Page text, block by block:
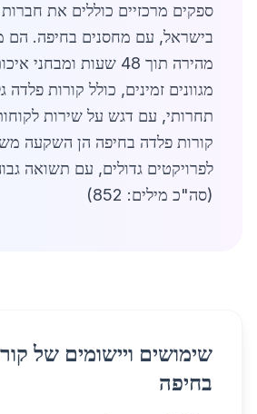
ספקים מרכזיים כוללים את
בישראל, עם מחסנים בחיפה. הם
מהירה תוך 48 שעות ומבחני איכות.
מגוונים זמינים, כולל קורות פלדה
תחרותי, עם דגש על שירות
קורות פלדה בחיפה הן השקעה
לפרויקטים גדולים, עם תשואה
(סה"כ מילים: 852)
שימושים ויישומים של
בחיפה